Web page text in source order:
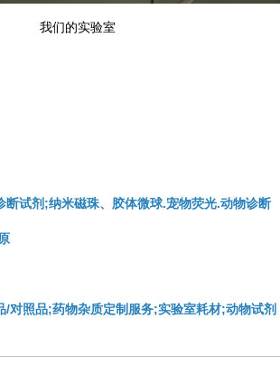
我们的实验室
断试剂;纳米磁珠、胶体微球.宠物荧光.动物诊断
/对照品;药物杂质定制服务;实验室耗材;动物试剂